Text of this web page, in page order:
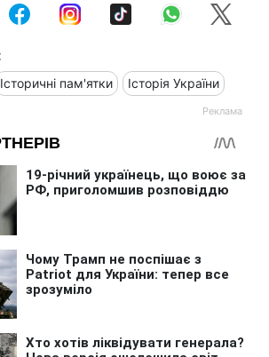
Історичні пам'ятки Історія України